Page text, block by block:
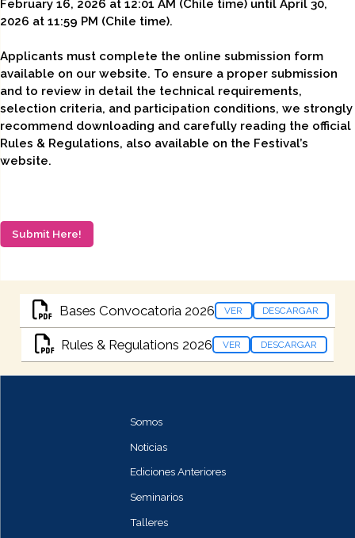
February 16, 2026 at 12:01 AM (Chile time) until April 30,
2026 at 11:59 PM (Chile time).
Applicants must complete the online submission form
available on our website. To ensure a proper submission
and to review in detail the technical requirements,
selection criteria, and participation conditions, we strongly
recommend downloading and carefully reading the official
Rules & Regulations, also available on the Festival’s
website.
Submit Here!
Bases Convocatoria 2026 VER DESCARGAR
Rules & Regulations 2026 VER DESCARGAR
Somos
Noticias
Ediciones Anteriores
Seminarios
Talleres